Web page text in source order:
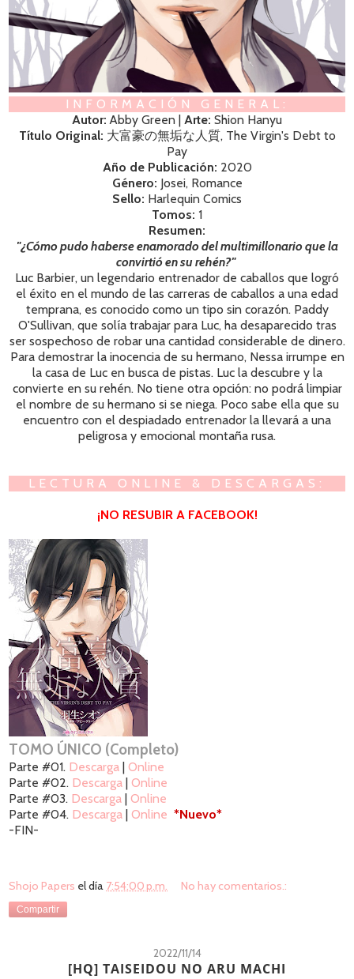
INFORMACIÓN GENERAL:
Autor: Abby Green | Arte: Shion Hanyu
Título Original: 大富豪の無垢な人質, The Virgin's Debt to
Pay
Año de Publicación: 2020
Género: Josei, Romance
Sello: Harlequin Comics
Tomos: 1
Resumen:
"¿Cómo pudo haberse enamorado del multimillonario que la
convirtió en su rehén?"
Luc Barbier, un legendario entrenador de caballos que logró
el éxito en el mundo de las carreras de caballos a una edad
temprana, es conocido como un tipo sin corazón. Paddy
O'Sullivan, que solía trabajar para Luc, ha desaparecido tras
ser sospechoso de robar una cantidad considerable de dinero.
Para demostrar la inocencia de su hermano, Nessa irrumpe en
la casa de Luc en busca de pistas. Luc la descubre y la
convierte en su rehén. No tiene otra opción: no podrá limpiar
el nombre de su hermano si se niega. Poco sabe ella que su
encuentro con el despiadado entrenador la llevará a una
peligrosa y emocional montaña rusa.
LECTURA ONLINE & DESCARGAS:
¡NO RESUBIR A FACEBOOK!
TOMO ÚNICO (Completo)
Parte #01. Descarga Online
Parte #02. Descarga Online
Parte #03. Descarga Online
Parte #04. Descarga Online *Nuevo*
-FIN-
Shojo Papers el día 7:54:00 p.m. No hay comentarios.:
Compartir
2022/11/14
[HQ] TAISEIDOU NO ARU MACHI